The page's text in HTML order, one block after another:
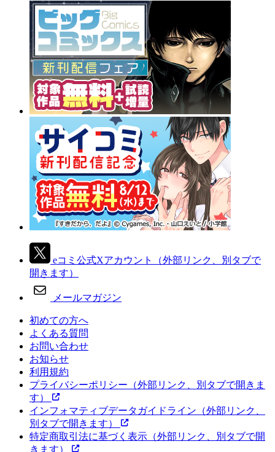
eコミ公式Xアカウント
（外部リンク、別タブで
開きます）
メールマガジン
初めての方へ
よくある質問
お問い合わせ
お知らせ
利用規約
プライバシーポリシー （外部リンク、別タブで開きま
す）
インフォマティブデータガイドライン （外部リンク、
別タブで開きます）
特定商取引法に基づく表示 （外部リンク、別タブで開
きます）